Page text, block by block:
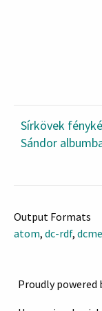
Sírkövek
Sándor
Output Formats
atom, dc-rdf,
Proudly powered